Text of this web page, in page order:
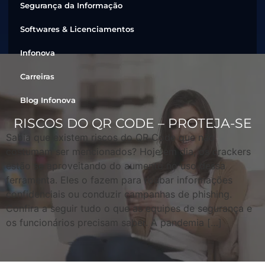
Segurança da Informação
Softwares & Licenciamentos
Infonova
Carreiras
Blog Infonova
RISCOS DO QR CODE – PROTEJA-SE
Sabia que existem riscos do QR Code que não
costumam ser mencionados? Hoje em dia, os crackers
estão se aproveitando do aumento no uso dessa
ferramenta. Eles o fazem para roubar informações
confidenciais ou conduzir campanhas de phishing.
Confira a seguir tudo o que as equipes de segurança e
os funcionários precisam saber. A pandemia […]